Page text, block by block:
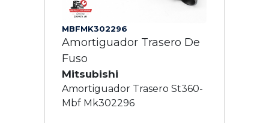
MBFMK302296
Amortiguador Trasero De
Fuso
Mitsubishi
Amortiguador Trasero St360-
Mbf Mk302296